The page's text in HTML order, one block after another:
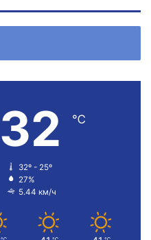
32 ℃
32º - 25º
27%
5.44 км/ч